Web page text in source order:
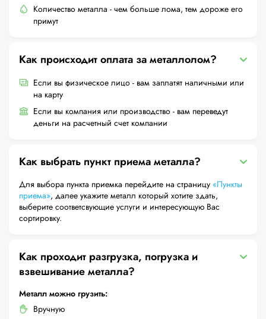
Количество металла - чем больше лома, тем дороже его
примут
Как происходит оплата за металлолом?
Если вы физическое лицо - вам заплатят наличными или
на карту
Если вы компания или производство - вам переведут
деньги на расчетный счет компании
Как выбрать пункт приема металла?
Для выбора пункта приемка перейдите на страницу «Пункты
приема», далее укажите металл который хотите здать,
выберите соответсвующие услуги и интересующую Вас
сортировку.
Как проходит разгрузка, погрузка и
взвешивание металла?
Металл можно грузить:
Вручную